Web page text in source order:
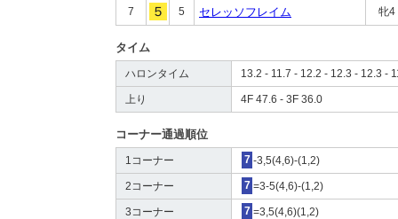
7 5 セレッソフレイム 牝4
タイム
ハロンタイム 13.2 - 11.7 - 12.2 - 12.3 - 12.3 -
上り 4F 47.6 - 3F 36.0
コーナー通過順位
1コーナー 7 -3,5(4,6)-(1,2)
2コーナー 7 =3-5(4,6)-(1,2)
3コーナー 7 =3,5(4,6)(1,2)